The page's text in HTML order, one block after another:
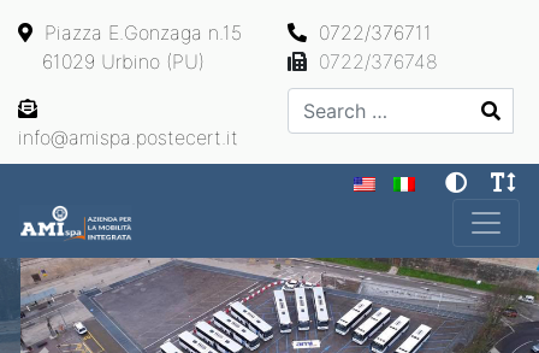
Piazza E.Gonzaga n.15
61029 Urbino (PU)
0722/376711
0722/376748
info@amispa.postecert.it
Search
Main Navigation